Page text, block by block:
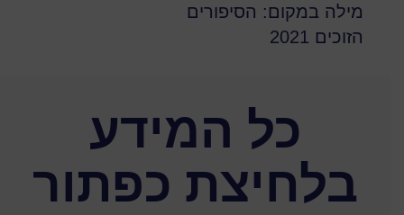
מילה במקום: הסיפורים
הזוכים 2021
כל המידע
בלחיצת כפתור